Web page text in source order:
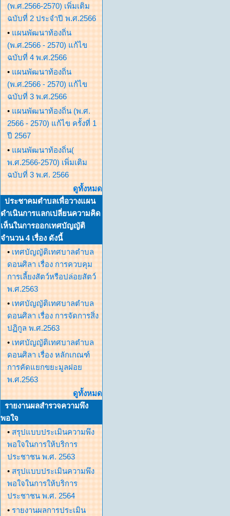
(พ.ศ.2566-2570) เพิ่มเติม
ฉบับที่ 2 ประจำปี พ.ศ.2566
• แผนพัฒนาท้องถิ่น
(พ.ศ.2566 - 2570) แก้ไข
ฉบับที่ 4 พ.ศ.2566
• แผนพัฒนาท้องถิ่น
(พ.ศ.2566 - 2570) แก้ไข
ฉบับที่ 3 พ.ศ.2566
• แผนพัฒนาท้องถิ่น (พ.ศ.
2566 - 2570) แก้ไข ครั้งที่ 1
ปี 2567
• แผนพัฒนาท้องถิ่น(
พ.ศ.2566-2570) เพิ่มเติม
ฉบับที่ 3 พ.ศ. 2566
ดูทั้งหมด
ประชาคมตำบลเพื่อวางแผน
ดำเนินการแลกเปลี่ยนความคิด
เห็นในการออกเทศบัญญัติ
จำนวน 4 เรื่อง ดังนี้
• เทศบัญญัติเทศบาลตำบล
ดอนศิลา เรื่อง การควบคุม
การเลี้ยงสัตว์หรือปล่อยสัตว์
พ.ศ.2563
• เทศบัญญัติเทศบาลตำบล
ดอนศิลา เรื่อง การจัดการสิ่ง
ปฏิกูล พ.ศ.2563
• เทศบัญญัติเทศบาลตำบล
ดอนศิลา เรื่อง หลักเกณฑ์
การคัดแยกขยะมูลฝอย
พ.ศ.2563
ดูทั้งหมด
รายงานผลสำรวจความพึง
พอใจ
• สรุปแบบประเมินความพึง
พอใจในการให้บริการ
ประชาชน พ.ศ. 2563
• สรุปแบบประเมินความพึง
พอใจในการให้บริการ
ประชาชน พ.ศ. 2564
• รายงานผลการประเมิน